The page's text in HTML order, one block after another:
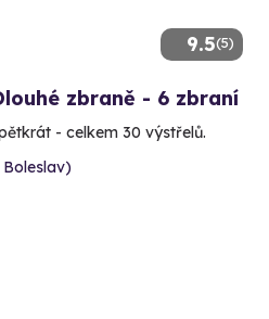
9.5(5)
zbraně - 6 zbraní
- celkem 30 výstřelů.